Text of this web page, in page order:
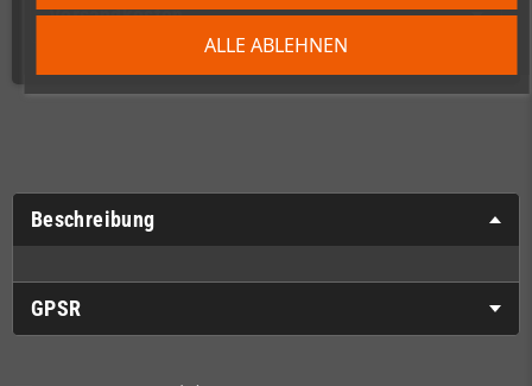
ALLE ABLEHNEN
Versandkosten
Beschreibung
GPSR